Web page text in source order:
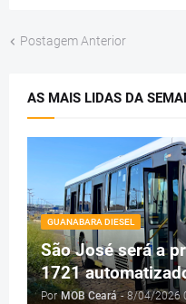
Postagem Anterior
AS MAIS LIDAS DA
GUANABARA DIESEL
São José será a
1721
Por MOB Ceará - 8/04/2026